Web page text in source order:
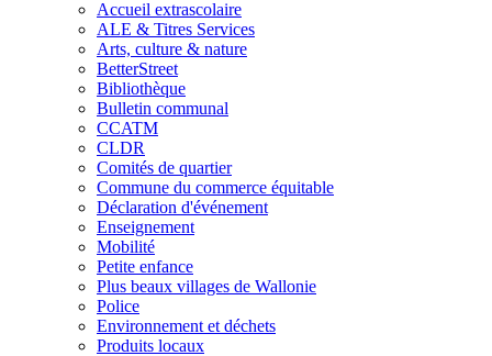
Accueil extrascolaire
ALE & Titres Services
Arts, culture & nature
BetterStreet
Bibliothèque
Bulletin communal
CCATM
CLDR
Comités de quartier
Commune du commerce équitable
Déclaration d'événement
Enseignement
Mobilité
Petite enfance
Plus beaux villages de Wallonie
Police
Environnement et déchets
Produits locaux